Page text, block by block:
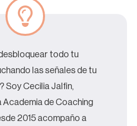
todo tu
las señales de tu
Soy Cecilia Jalfin,
Academia de Coaching
2015 acompaño a